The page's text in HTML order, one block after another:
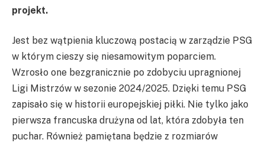
projekt.
Jest bez wątpienia kluczową postacią w zarządzie PSG
w którym cieszy się niesamowitym poparciem.
Wzrosło one bezgranicznie po zdobyciu upragnionej
Ligi Mistrzów w sezonie 2024/2025. Dzięki temu PSG
zapisało się w historii europejskiej piłki. Nie tylko jako
pierwsza francuska drużyna od lat, która zdobyła ten
puchar. Również pamiętana będzie z rozmiarów